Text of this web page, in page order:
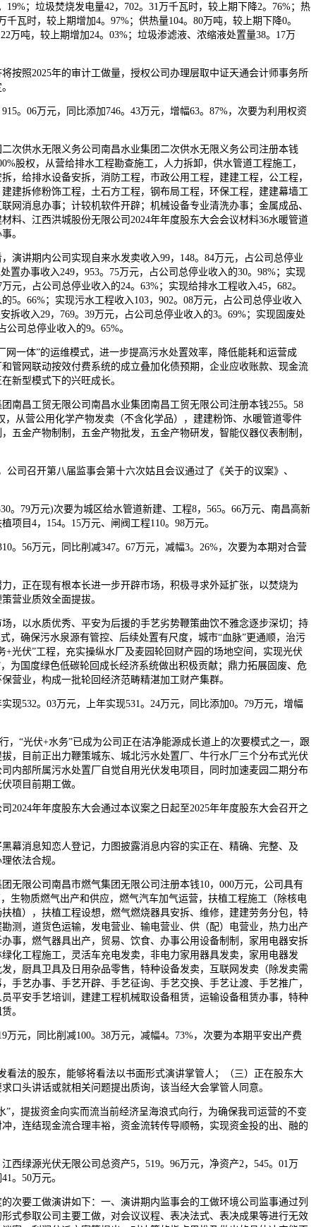
19%；垃圾焚烧发电量42，702。31万千瓦时，较上期下降2。76%；热
千瓦时，较上期增加4。97%；供热量104。80万吨，较上期下降0。
万吨，较上期增加24。03%；垃圾渗滤液、浓缩液处置量38。17万
照2025年的审计工做量，授权公司办理层取中证天通会计师事务所
06万元，同比添加746。43万元，增幅63。87%，次要为利用权资
供水无限义务公司南昌水业集团二次供水无限义务公司注册本钱
股权，从营给排水工程勘查施工，人力拆卸，供水管道工程施工，
，给排水设备安拆，消防工程，市政公用工程，建建工程，公工程，
建拆修粉饰工程，土石方工程，钢布局工程，环保工程，建建幕墙工
网消息办事；计较机软件开辟；机械设备专业清洗办事；金属成品、
料、江西洪城股份无限公司2024年年度股东大会会议材料36水暖管道
。
讲期内公司实现自来水发卖收入99，148。84万元，占公司总停业
置办事收入249，953。75万元，占公司总停业收入的30。98%；实现
元，占公司总停业收入的24。63%；实现给排水工程收入45，682。
5。66%；实现污水工程收入103，902。08万元，占公司总停业收入
拆收入29，769。39万元，占公司总停业收入的3。69%；实现固废处
公司总停业收入的9。65%。
体”的运维模式，进一步提高污水处置效率，降低能耗和运营成
管网联动按效付费系统的成立叠加化债预期，企业应收账款、现金流
新型模式下的兴旺成长。
昌工贸无限公司南昌水业集团南昌工贸无限公司注册本钱255。58
，从营公用化学产物发卖（不含化学品），建建粉饰、水暖管道零件
五金产物制制，五金产物批发，五金产物研发，智能仪器仪表制制，
召开第八届监事会第十六次姑且会议通过了《关于的议案》、
79万元)次要为城区给水管道新建、工程8，565。66万元、南昌高新
项目4，154。15万元、闸阀工程110。98万元。
56万元，同比削减347。67万元，减幅3。26%，次要为本期对合营
正在现有根本长进一步开辟市场，积极寻求外延扩张，以焚烧为
营业质效全面提拔。
以水质优秀、平安为后援的手艺劣势鞭策曲饮不雅念逐步深切；持
，确保污水泉源有管控、后续处置有尺度，城市“血脉”更通顺，治污
+光伏”工程，充实操纵水厂及麦园轮回财产园的场地空间，实现光伏
为国度绿色低碳轮回成长经济系统做出积极贡献；鼎力拓展固废、危
营业，构成一批轮回经济范畴精湛加工财产集群。
532。03万元，上年实现531。24万元，同比添加0。79万元，增幅
“光伏+水务”已成为公司正在洁净能源成长道上的次要模式之一，跟
，目前正出力鞭策城东、城北污水处置厂、牛行水厂三个分布式光伏
内部所属污水处置厂自觉自用光伏发电项目，同时加速麦园二期分布
项目前期工做。
年年度股东大会通过本议案之日起至2025年年度股东大会召开之
消息知恋人登记，力图披露消息内容的实正在、精确、完整、及
依法合规。
限公司南昌市燃气集团无限公司注册本钱10，000万元，公司具有
生物质燃气出产和供应，燃气汽车加气运营，扶植工程施工（除核电
植），扶植工程设想，燃气燃烧器具安拆、维修，建建劳务分包，特
测，道货色运输，发电营业、输电营业、供（配）电营业，热力出产
事，燃气器具出产，贸易、饮食、办事公用设备制制，家用电器安拆
化工程施工，灵活车充电发卖，非电力家用器具发卖，家用电器发
，厨具卫具及日用杂品零售，特种设备发卖，互联网发卖（除发卖需
手艺办事、手艺开辟、手艺征询、手艺交换、手艺让渡、手艺推广，
平安手艺培训，建建工程机械取设备租赁，运输设备租赁办事，特种
。
，同比削减100。38万元，减幅4。73%，次要为本期平安出产费
的股东，能够将看法以书面形式演讲掌管人；（三）正在股东大
口头讲话或就相关问题提出质询，该当经大会掌管人同意。
提拔资金向实而流当前经济呈海浪式向行，为确保我司运营的不变
，连结现金流合理丰裕，资金流转传导顺畅，实现资金投的出、融的
绿源光伏无限公司总资产5，519。96万元，净资产2，545。01万
。50万元。
要工做演讲如下：一、演讲期内监事会的工做环境公司监事通过列
式参取公司主要工做，对会议议程、表决法式、表决成果等进行无效